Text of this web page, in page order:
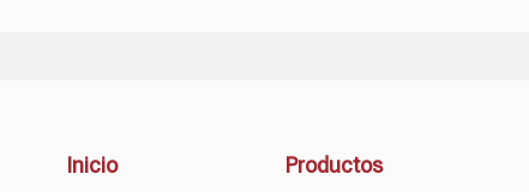
Inicio Productos